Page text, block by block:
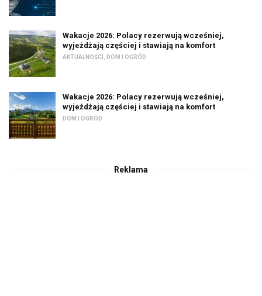
Wakacje 2026: Polacy rezerwują wcześniej,
wyjeżdżają częściej i stawiają na komfort
AKTUALNOŚCI DOM I OGRÓD
Wakacje 2026: Polacy rezerwują wcześniej,
wyjeżdżają częściej i stawiają na komfort
DOM I OGRÓD
Reklama